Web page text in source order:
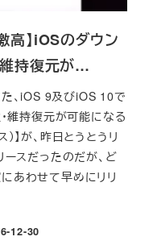
高】iOSのダウン
維持復元が…
、iOS 9及びiOS 10で
維持復元が可能になる
】が、昨日とうとうリ
ースだったのだが、ど
あわせて早めにリリ
日
12-30